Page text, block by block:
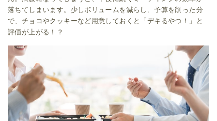
落ちてしまいます。少しボリュームを減らし、予算を削った分
で、チョコやクッキーなど用意しておくと「デキるやつ！」と
評価が上がる！？